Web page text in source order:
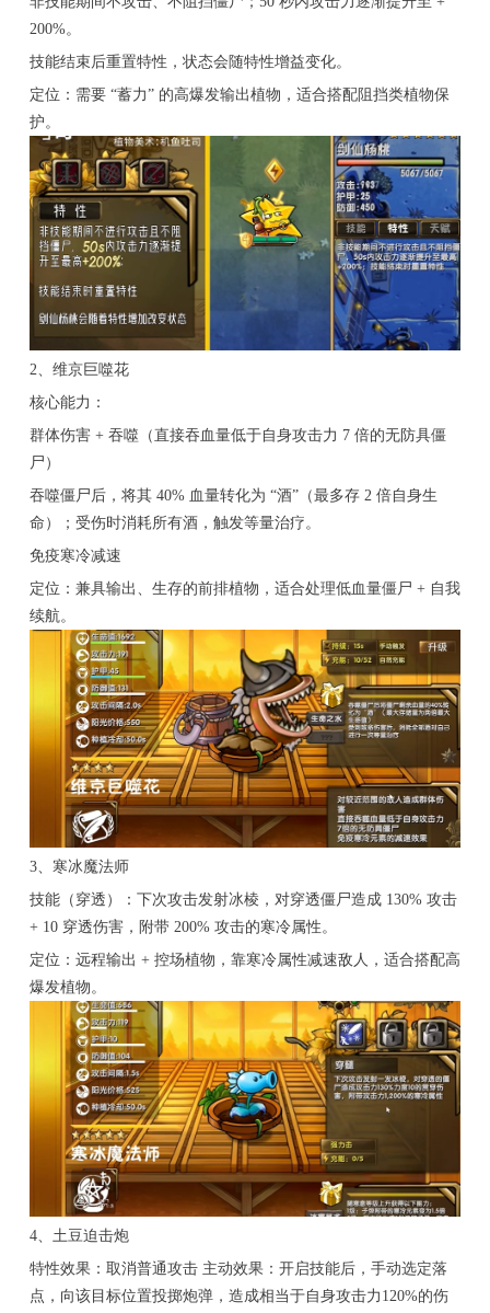
200%。
技能结束后重置特性，状态会随特性增益变化。
定位：需要 “蓄力” 的高爆发输出植物，适合搭配阻挡类植物保
护。
2、维京巨噬花
核心能力：
群体伤害 + 吞噬（直接吞血量低于自身攻击力 7 倍的无防具僵
尸）
吞噬僵尸后，将其 40% 血量转化为 “酒”（最多存 2 倍自身生
命）；受伤时消耗所有酒，触发等量治疗。
免疫寒冷减速
定位：兼具输出、生存的前排植物，适合处理低血量僵尸 + 自我
续航。
3、寒冰魔法师
技能（穿透）：下次攻击发射冰棱，对穿透僵尸造成 130% 攻击
+ 10 穿透伤害，附带 200% 攻击的寒冷属性。
定位：远程输出 + 控场植物，靠寒冷属性减速敌人，适合搭配高
爆发植物。
4、土豆迫击炮
特性效果：取消普通攻击 主动效果：开启技能后，手动选定落
点，向该目标位置投掷炮弹，造成相当于自身攻击力120%的伤